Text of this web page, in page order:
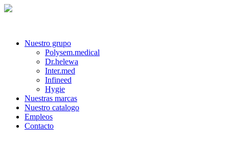
Nuestro grupo
Polysem.medical
Dr.helewa
Inter.med
Infineed
Hygie
Nuestras marcas
Nuestro catalogo
Empleos
Contacto